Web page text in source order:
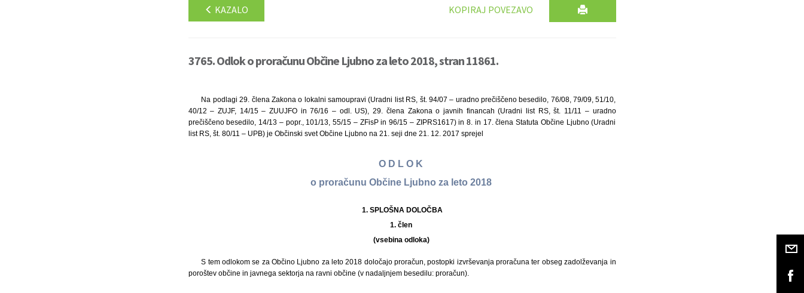
KAZALO KOPIRAJ POVEZAVO
3765. Odlok o proračunu Občine Ljubno za leto 2018, stran 11861.
Na podlagi 29. člena Zakona o lokalni samoupravi (Uradni list RS, št. 94/07 – uradno prečiščeno besedilo, 76/08, 79/09, 51/10,
40/12 – ZUJF, 14/15 – ZUUJFO in 76/16 – odl. US), 29. člena Zakona o javnih financah (Uradni list RS, št. 11/11 – uradno
prečiščeno besedilo, 14/13 – popr., 101/13, 55/15 – ZFisP in 96/15 – ZIPRS1617) in 8. in 17. člena Statuta Občine Ljubno (Uradni
list RS, št. 80/11 – UPB) je Občinski svet Občine Ljubno na 21. seji dne 21. 12. 2017 sprejel
O D L O K
o proračunu Občine Ljubno za leto 2018
1. SPLOŠNA DOLOČBA
1. člen
(vsebina odloka)
S tem odlokom se za Občino Ljubno za leto 2018 določajo proračun, postopki izvrševanja proračuna ter obseg zadolževanja in
poroštev občine in javnega sektorja na ravni občine (v nadaljnjem besedilu: proračun).